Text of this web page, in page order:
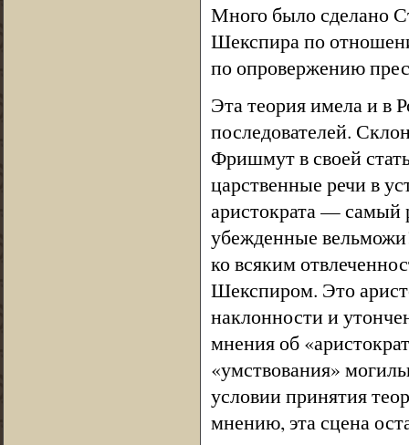
Много было сделано
Шекспира по
по опровержению
Эта теория имела и в
последователей.
Фришмут в своей
царственные речи в
аристократа — самый
убежденные
ко всяким
Шекспиром. Это
наклонности и
мнения об
«умствования»
условии принятия
мнению, эта сцена